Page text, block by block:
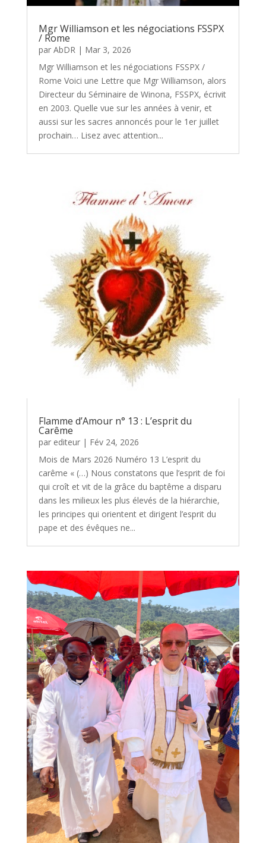
Mgr Williamson et les négociations FSSPX
/ Rome
par AbDR| Mar 3, 2026
Mgr Williamson et les négociations FSSPX /
Rome Voici une Lettre que Mgr Williamson, alors
Directeur du Séminaire de Winona, FSSPX, écrivit
en 2003. Quelle vue sur les années à venir, et
aussi sur les sacres annoncés pour le 1er juillet
prochain… Lisez avec attention...
Flamme d’Amour n° 13 : L’esprit du
Carême
par editeur| Fév 24, 2026
Mois de Mars 2026 Numéro 13 L’esprit du
carême « (…) Nous constatons que l’esprit de foi
qui croît et vit de la grâce du baptême a disparu
dans les milieux les plus élevés de la hiérarchie,
les principes qui orientent et dirigent l’esprit du
pape et des évêques ne...